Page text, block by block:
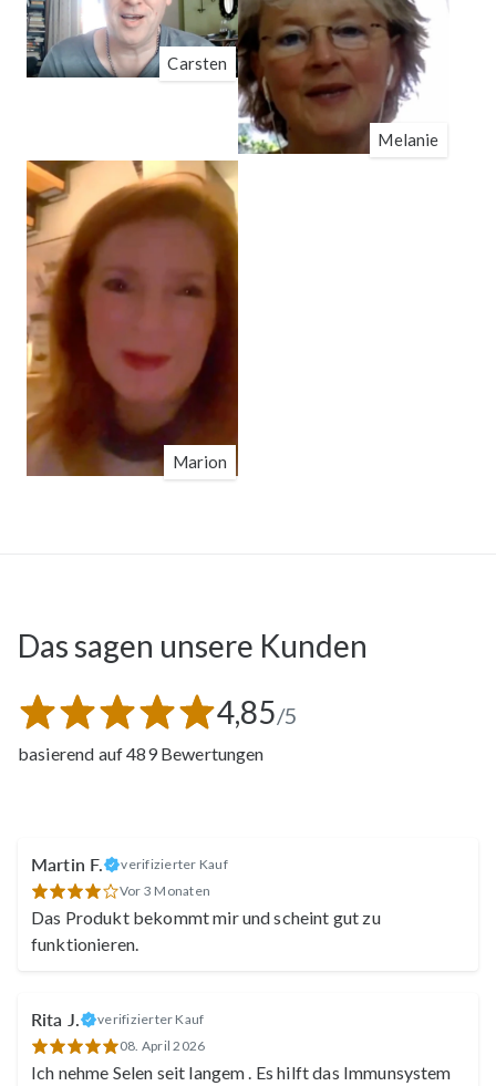
Carsten
Melanie
Marion
Das sagen unsere Kunden
4,85/5
basierend auf 489 Bewertungen
Martin F.
verifizierter Kauf
Vor 3 Monaten
Das Produkt bekommt mir und scheint gut zu
funktionieren.
Rita J.
verifizierter Kauf
08. April 2026
Ich nehme Selen seit langem . Es hilft das Immunsystem